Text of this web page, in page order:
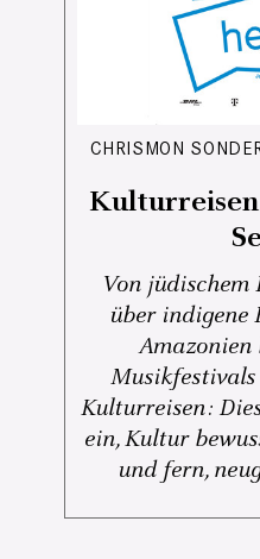
CHRISMON
Von jüdischem
über indigene
Amazonien
Kulturreisen:
ein, Kultur
und fern,